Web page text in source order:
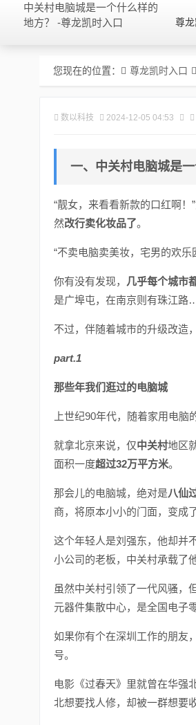
中关村电脑城是一个什么样的
地方？ -尊龙凯时入口
尊
您现在的位置： 尊龙凯时入口
数以科技 2024-12-05 04:53
一、中关村电脑城是一
“靓女，来看看新款的口红啊
然改行卖化妆品了。
“不卖电脑卖美妆，宅男的欢乐
你有没有发现， 几乎每个城市
是广埠屯，在南京则有珠江路
不过，伴随着城市的升级改造
part.1
那些年我们逛过的电脑城
上世纪90年代，随着家用电脑
就拿北京来说，仅中关村地区
面积一度超过32万平方米。
那会儿的电脑城，绝对是八仙
商，将原本小小的门面，变成
这个年轻人是刘强东，他却并
小公司的老板，中关村承载了
虽然中关村引领了一代风骚，
元器件集散中心，是全国电子
如果你有个在深圳工作的朋友
号。
电影《过春天》里就曾在华强
北想要找人修，却被一群想要